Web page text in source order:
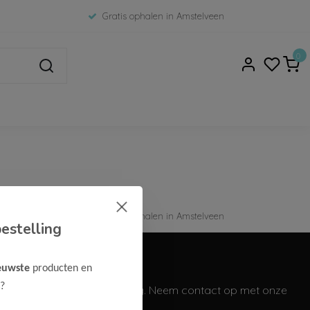
Gratis ophalen in Amstelveen
0
Gratis ophalen in Amstelveen
Vragen?
We helpen je graag. Neem contact op met onze
producten en